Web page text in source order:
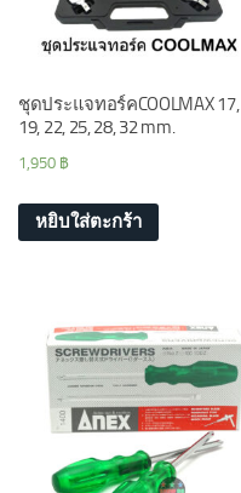
ชุดประแจทอร์คCOOLMAX 17,
19, 22, 25, 28, 32 mm.
1,950 ฿
หยิบใส่ตะกร้า